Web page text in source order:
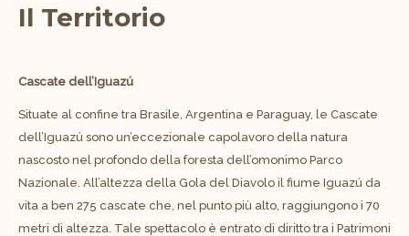
Il Territorio
Cascate dell’Iguazú
Situate al confine tra Brasile, Argentina e Paraguay, le Cascate
dell’Iguazú sono un’eccezionale capolavoro della natura
nascosto nel profondo della foresta dell’omonimo Parco
Nazionale. All’altezza della Gola del Diavolo il fiume Iguazú da
vita a ben 275 cascate che, nel punto più alto, raggiungono i 70
metri di altezza. Tale spettacolo è entrato di diritto tra i Patrimoni